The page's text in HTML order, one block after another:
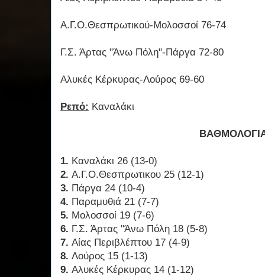
Α.Γ.Ο.Θεσπρωτικού-Μολοσσοί 76-74
Γ.Σ. Άρτας "Άνω Πόλη"-Πάργα 72-80
Αλυκές Κέρκυρας-Λούρος 69-60
Ρεπό: Καναλάκι
1. Καναλάκι 26 (13-0)
2. Α.Γ.Ο.Θεσπρωτικου 25 (12-1)
3. Πάργα 24 (10-4)
4. Παραμυθιά 21 (7-7)
5. Μολοσσοί 19 (7-6)
6. Γ.Σ. Άρτας "Άνω Πόλη 18 (5-8)
7. Αίας Περιβλέπτου 17 (4-9)
8. Λούρος 15 (1-13)
9. Αλυκές Κέρκυρας 14 (1-12)